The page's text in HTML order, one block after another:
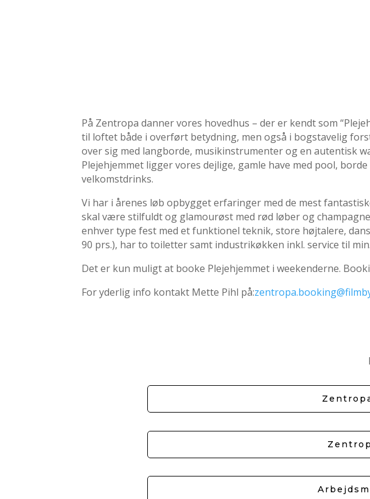
På Zentropa danner vores hovedhus – der er kendt som
til loftet både i overført betydning, men også i bogstavelig
over sig med langborde, musikinstrumenter og en autentisk
Plejehjemmet ligger vores dejlige, gamle have med pool,
velkomstdrinks.
Vi har i årenes løb opbygget erfaringer med de mest
skal være stilfuldt og glamourøst med rød løber og
enhver type fest med et funktionel teknik, store højtalere,
90 prs.), har to toiletter samt industrikøkken inkl. service til
Det er kun muligt at booke Plejehjemmet i weekenderne.
For yderlig info kontakt Mette Pihl på: